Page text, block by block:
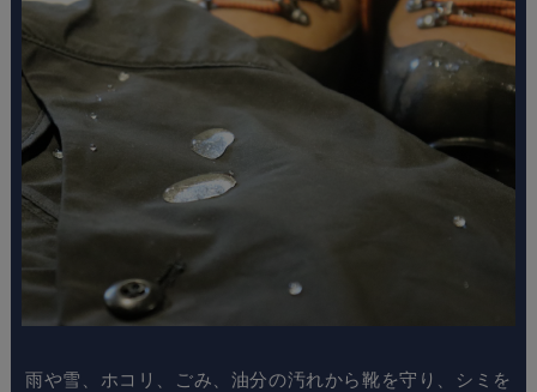
雨や雪、ホコリ、ごみ、油分の汚れから靴を守り、シミを